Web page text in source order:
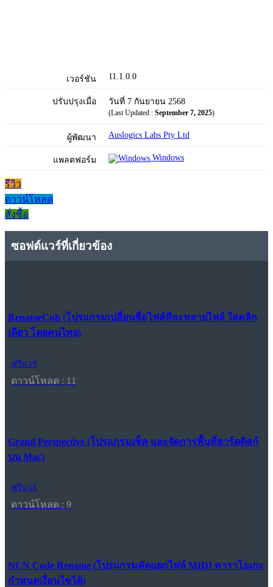
เวอร์ชัน 11.1.0.0
ปรับปรุงเมื่อ วันที่ 7 กันยายน 2568
(Last Updated : September 7, 2025)
ผู้พัฒนา Auslogics Labs Pty Ltd
แพลตฟอร์ม Windows
รีวิว
ดาวน์โหลด
สั่งซื้อ
ซอฟต์แวร์ที่เกี่ยวข้อง
RenameCub (โปรแกรมเปลี่ยนชื่อไฟล์ทีละหลายไฟล์ ใสคลิก
เดียว โดยคนไทย)
ฟรีแวร์
ดาวน์โหลด : 11
Grand Perspective (โปรแกรมเช็ค และจัดการพื้นที่ฮาร์ดดิสก์
บน Mac)
ฟรีแวร์
ดาวน์โหลด : 9
NCN Code Rename (โปรแกรมคัดแยกไฟล์ MIDI คาราโอเกะ
กำหนดเงื่อนไขได้)